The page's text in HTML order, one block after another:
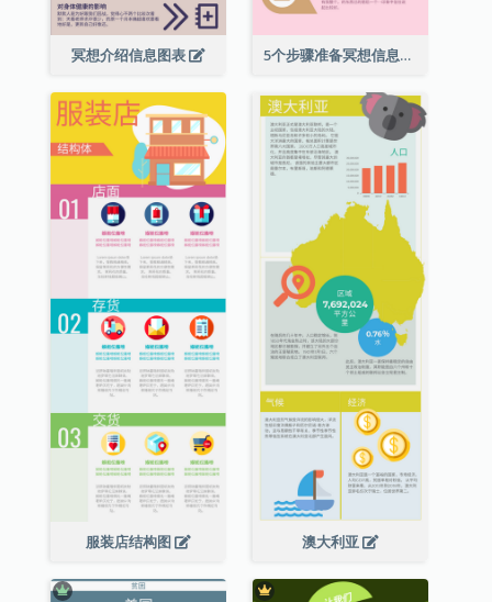
冥想介绍信息图表 5个步骤准备冥想信息图表
服装店结构图 澳大利亚